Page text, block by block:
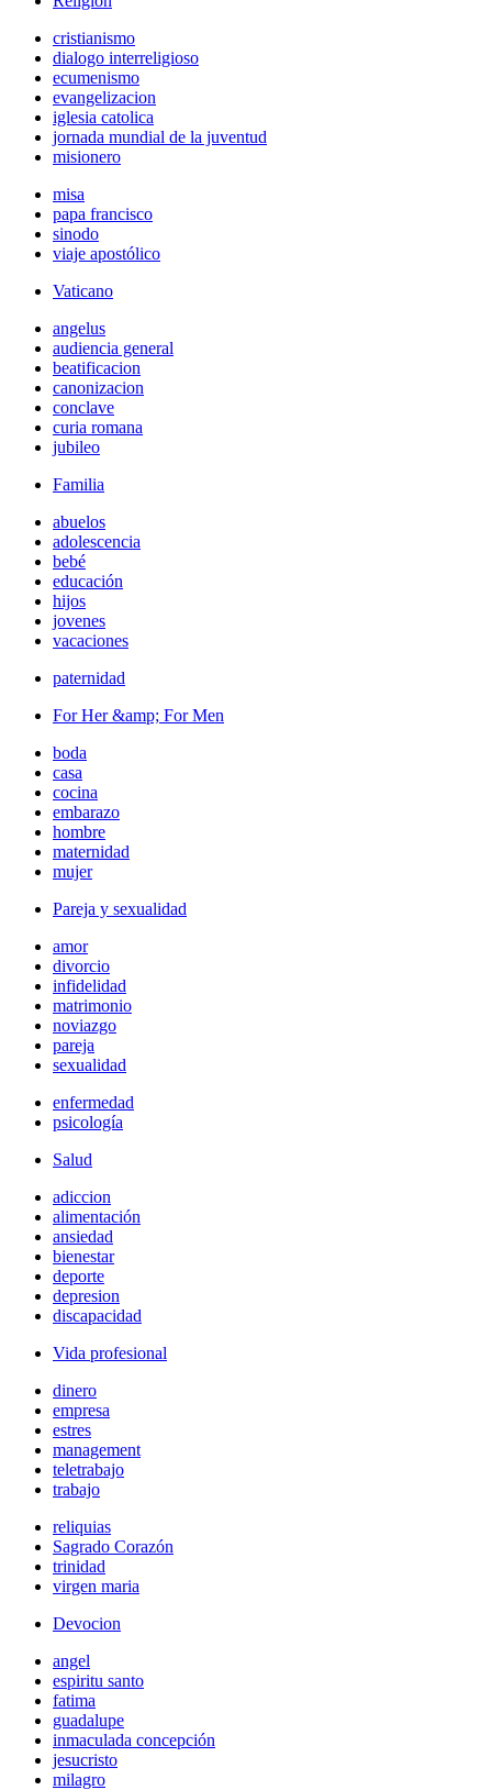
cristianismo
dialogo interreligioso
ecumenismo
evangelizacion
iglesia catolica
jornada mundial de la juventud
misionero
misa
papa francisco
sinodo
viaje apostólico
Vaticano
angelus
audiencia general
beatificacion
canonizacion
conclave
curia romana
jubileo
Familia
abuelos
adolescencia
bebé
educación
hijos
jovenes
vacaciones
paternidad
For Her &amp; For Men
boda
casa
cocina
embarazo
hombre
maternidad
mujer
Pareja y sexualidad
amor
divorcio
infidelidad
matrimonio
noviazgo
pareja
sexualidad
enfermedad
psicología
Salud
adiccion
alimentación
ansiedad
bienestar
deporte
depresion
discapacidad
Vida profesional
dinero
empresa
estres
management
teletrabajo
trabajo
reliquias
Sagrado Corazón
trinidad
virgen maria
Devocion
angel
espiritu santo
fatima
guadalupe
inmaculada concepción
jesucristo
milagro